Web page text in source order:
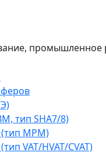
промышленное
тип SHA7/8)
(тип МРМ)
VAT/HVAT/CVAT)